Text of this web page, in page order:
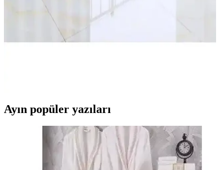
dayanıklı yapısıyla iç ve dış mekanlara şıklık katıyor, farklı
boyutlarıyla çok yönlü kullanım sunar.
Ercanlı Balkon Perdesi Branda Kumaşı Modern ve
Dayanıklı Tasarımıyla Balkon Koruma Çözümü
Ayın popüler yazıları